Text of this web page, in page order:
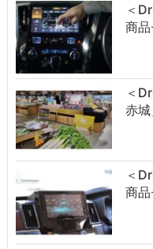
＜
商
＜
赤
＜
商